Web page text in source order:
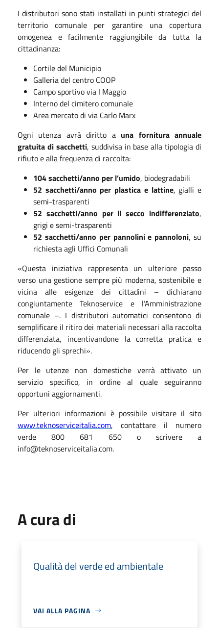
I distributori sono stati installati in punti strategici del
territorio comunale per garantire una copertura
omogenea e facilmente raggiungibile da tutta la
cittadinanza:
Cortile del Municipio
Galleria del centro COOP
Campo sportivo via I Maggio
Interno del cimitero comunale
Area mercato di via Carlo Marx
Ogni utenza avrà diritto a una fornitura annuale
gratuita di sacchetti, suddivisa in base alla tipologia di
rifiuto e alla frequenza di raccolta:
104 sacchetti/anno per l’umido, biodegradabili
52 sacchetti/anno per plastica e lattine, gialli e
semi-trasparenti
52 sacchetti/anno per il secco indifferenziato,
grigi e semi-trasparenti
52 sacchetti/anno per pannolini e pannoloni, su
richiesta agli Uffici Comunali
«Questa iniziativa rappresenta un ulteriore passo
verso una gestione sempre più moderna, sostenibile e
vicina alle esigenze dei cittadini – dichiarano
congiuntamente Teknoservice e l’Amministrazione
comunale –. I distributori automatici consentono di
semplificare il ritiro dei materiali necessari alla raccolta
differenziata, incentivandone la corretta pratica e
riducendo gli sprechi».
Per le utenze non domestiche verrà attivato un
servizio specifico, in ordine al quale seguiranno
opportuni aggiornamenti.
Per ulteriori informazioni è possibile visitare il sito
www.teknoserviceitalia.com, contattare il numero
verde 800 681 650 o scrivere a
info@teknoserviceitalia.com.
A cura di
Qualità del verde ed ambientale
VAI ALLA PAGINA